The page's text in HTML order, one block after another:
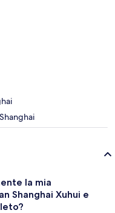
la mia
Shanghai Xuhui e